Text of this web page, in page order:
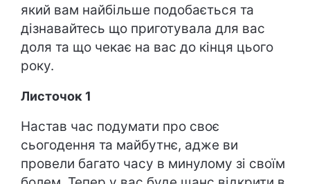
який вам найбільше подобається та
дізнавайтесь що приготувала для вас
доля та що чекає на вас до кінця цього
року.
Листочок 1
Настав час подумати про своє
сьогодення та майбутнє, адже ви
провели багато часу в минулому зі своїм